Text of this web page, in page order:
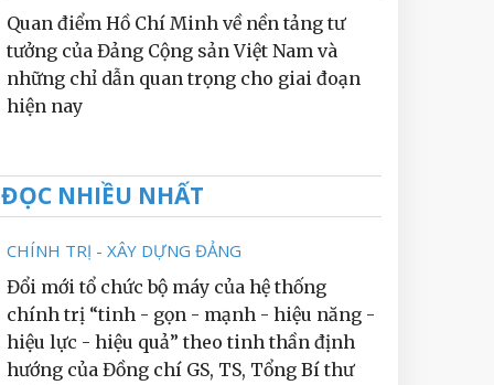
Quan điểm Hồ Chí Minh về nền tảng tư
tưởng của Đảng Cộng sản Việt Nam và
những chỉ dẫn quan trọng cho giai đoạn
hiện nay
ĐỌC NHIỀU NHẤT
CHÍNH TRỊ - XÂY DỰNG ĐẢNG
Đổi mới tổ chức bộ máy của hệ thống
chính trị “tinh - gọn - mạnh - hiệu năng -
hiệu lực - hiệu quả” theo tinh thần định
hướng của Đồng chí GS, TS, Tổng Bí thư